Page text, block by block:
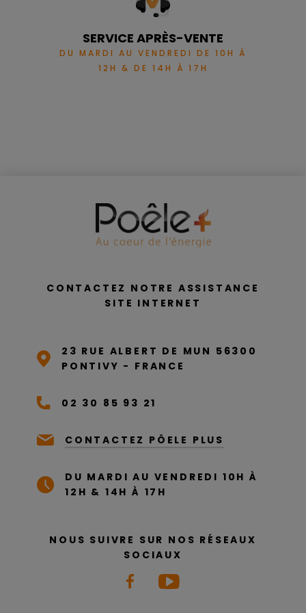
SERVICE APRÈS-VENTE
DU MARDI AU VENDREDI DE 10H À
12H & DE 14H À 17H
CONTACTEZ NOTRE ASSISTANCE
SITE INTERNET
23 RUE ALBERT DE MUN 56300
PONTIVY - FRANCE
02 30 85 93 21
CONTACTEZ PÔELE PLUS
DU MARDI AU VENDREDI 10H À
12H & 14H À 17H
NOUS SUIVRE SUR NOS RÉSEAUX
SOCIAUX